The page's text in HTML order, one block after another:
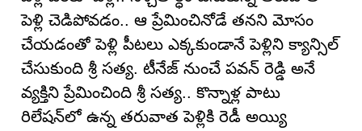
పెళ్లి చెడిపోవడం.. ఆ ప్రేమించినోడే తనని మోసం
చేయడంతో పెళ్లి పీటలు ఎక్కకుండానే పెళ్లిని క్యాన్సిల్
చేసుకుంది శ్రీ సత్య. టీనేజ్ నుంచే పవన్ రెడ్డి అనే
వ్యక్తిని ప్రేమించింది శ్రీ సత్య.. కొన్నాళ్ల పాటు
రిలేషన్‌లో ఉన్న తరువాత పెళ్లికి రెడీ అయ్యి